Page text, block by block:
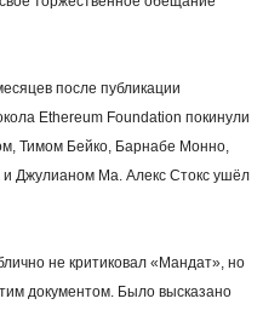
после публикации
Ethereum Foundation покинули
Тимом Бейко, Барнабе Монно,
Джулианом Ма. Алекс Стокс ушёл
не критиковал «Мандат», но
документом. Было высказано